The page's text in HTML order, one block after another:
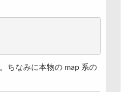
。ちなみに本物の map 系の